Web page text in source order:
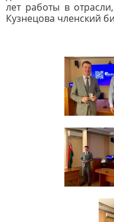
лет работы в
Кузнецова членский